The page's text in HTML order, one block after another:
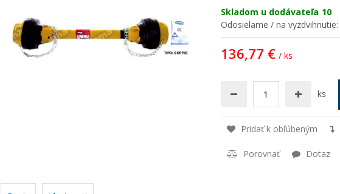
Skladom u dodávateľa 10
Odosielame / na vyzdvihnutie:
136,77 € / ks
ks
Pridať k obľúbeným
Porovnať Dotaz